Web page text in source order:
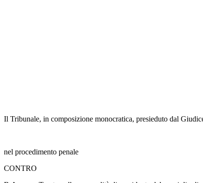
Il Tribunale, in composizione monocratica, presieduto dal
nel procedimento penale
CONTRO